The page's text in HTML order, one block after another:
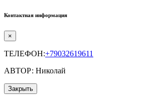
Контактная информация
×
ТЕЛЕФОН:+79032619611
АВТОР: Николай
Закрыть